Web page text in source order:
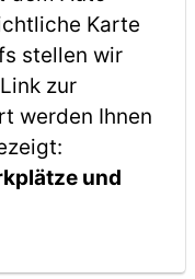
Karte
stellen wir
zur
werden Ihnen
und